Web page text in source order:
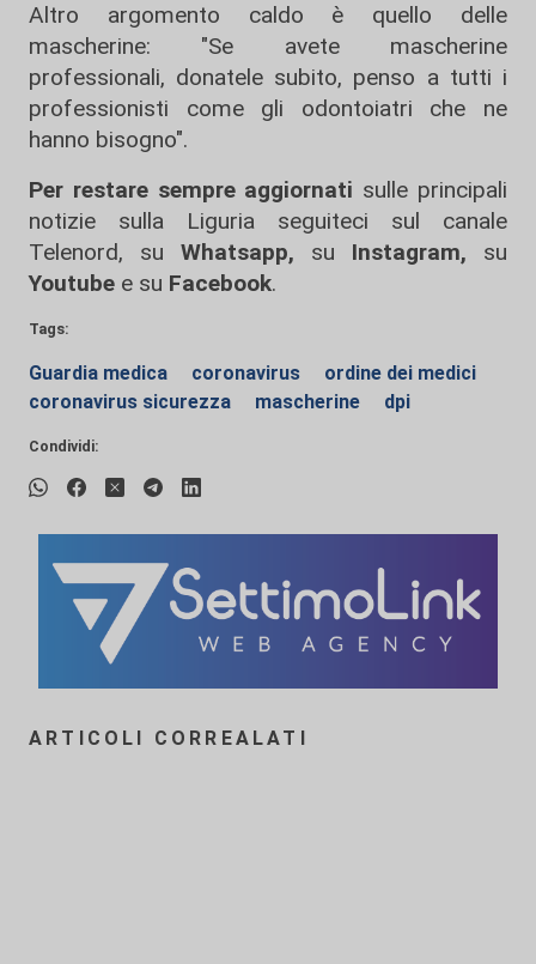
Altro argomento caldo è quello delle
mascherine: "Se avete mascherine
professionali, donatele subito, penso a tutti i
professionisti come gli odontoiatri che ne
hanno bisogno".
Per restare sempre aggiornati sulle principali
notizie sulla Liguria seguiteci sul canale
Telenord, su
Whatsapp, su Instagram, su
Youtube e su Facebook.
Tags:
Guardia medica coronavirus
ordine dei medici
coronavirus sicurezza
mascherine dpi
Condividi:
ARTICOLI CORREALATI